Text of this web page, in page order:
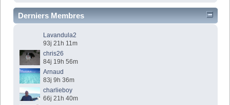
Derniers Membres
Lavandula2
93j 21h 11m
chris26
84j 19h 56m
Arnaud
83j 9h 36m
charlieboy
66j 21h 40m